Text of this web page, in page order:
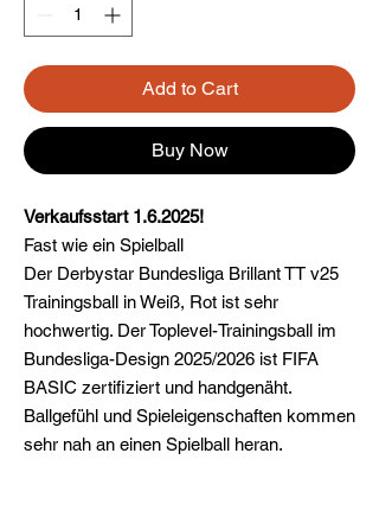
Add to Cart
Buy Now
Verkaufsstart 1.6.2025!
Fast wie ein Spielball
Der Derbystar Bundesliga Brillant TT v25
Trainingsball in Weiß, Rot ist sehr
hochwertig. Der Toplevel-Trainingsball im
Bundesliga-Design 2025/2026 ist FIFA
BASIC zertifiziert und handgenäht.
Ballgefühl und Spieleigenschaften kommen
sehr nah an einen Spielball heran.